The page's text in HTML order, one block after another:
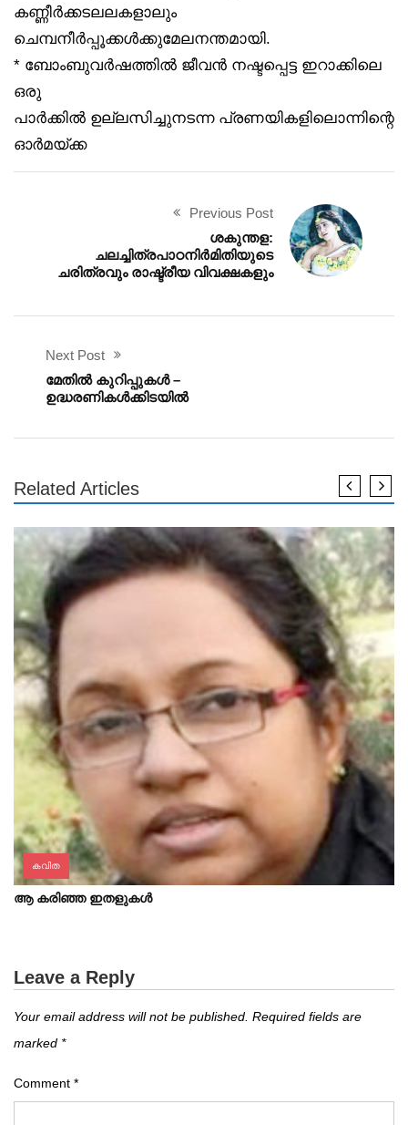
കണ്ണീർക്കടലലകളാലും
ചെമ്പനീർപ്പൂക്കൾക്കുമേലനന്തമായി.
* ബോംബുവർഷത്തിൽ ജീവൻ നഷ്ടപ്പെട്ട ഇറാക്കിലെ
ഒരു
പാർക്കിൽ ഉല്ലസിച്ചുനടന്ന പ്രണയികളിലൊന്നിന്റെ
ഓർമയ്ക്ക
Previous Post
ശകുന്തള:
ചലച്ചിത്രപാഠനിർമിതിയുടെ
ചരിത്രവും രാഷ്ട്രീയ വിവക്ഷകളും
Next Post
മേതിൽ കുറിപ്പുകൾ –
ഉദ്ധരണികൾക്കിടയിൽ
Related Articles
കവിത
ആ കരിഞ്ഞ ഇതളുകൾ
Leave a Reply
Your email address will not be published. Required fields are
marked *
Comment *